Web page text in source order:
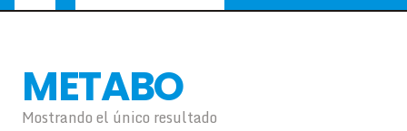
METABO
Mostrando el único resultado